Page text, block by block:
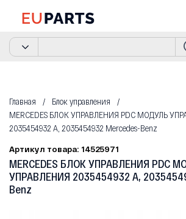
Главная
Блок управления
MERCEDES БЛОК УПРАВЛЕНИЯ PDC МОДУЛЬ
2035454932 A, 2035454932 Mercedes-Benz
Артикул товара: 14525971
MERCEDES БЛОК УПРАВЛЕНИЯ PDC
УПРАВЛЕНИЯ 2035454932 A,
Benz